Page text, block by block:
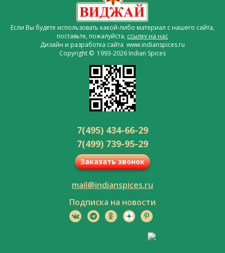
Если Вы будете использовать какой-либо материал с нашего сайта,
поставьте, пожалуйста, ссылку на нас
Дизайн и разработка сайта www.indianspices.ru
Copyright © 1993-2026 Indian Spices
7(495) 434-66-29
7(499) 739-95-29
Заказать звонок
mail@indianspices.ru
Подписка на новости